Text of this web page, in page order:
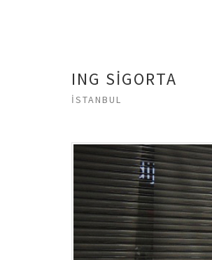
ING SİGORTA
İSTANBUL